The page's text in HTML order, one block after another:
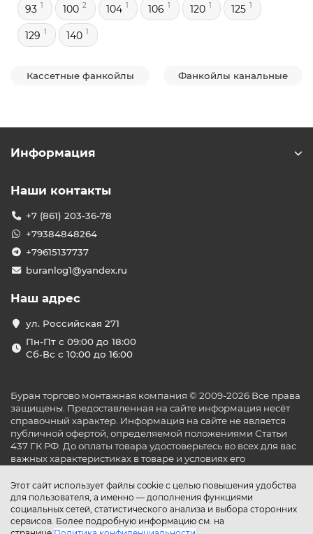
93 1 100 2 104 1 106 1 120 1 125 1
129 1 140 1
Кассетные фанкойлы Фанкойлы канальные
Этот сайт использует файлы cookie с целью повышения удобства
для пользователя, а именно — дополнения функциями
социальных сетей, статистического анализа и выбора сторонних
сервисов. Более подробную информацию см. на
Информация
Наши контакты
+7 (861) 203-36-78
+79384848264
+79615137737
buranlog1@yandex.ru
Наш адрес
ул. Российская 271
Пн-Пт с 09:00 до 18:00
Сб-Вс с 10:00 до 16:00
Буран торгово монтажная компания © 2009-2026 Все права
защищены. Предоставленная на сайте информация несёт
справочный характер. Информация на сайте не является
публичной офертой, определяемой положениями Статьи
437 ГК РФ. До оплаты товара удостоверьтесь во всех для вас
важных характеристиках в товаре и условиях его